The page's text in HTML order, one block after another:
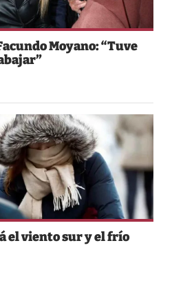
Moyano: “Tuve
el viento sur y el frío